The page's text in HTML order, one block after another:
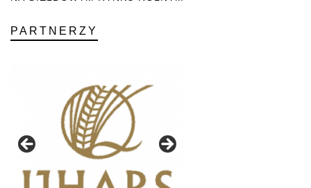
PARTNERZY